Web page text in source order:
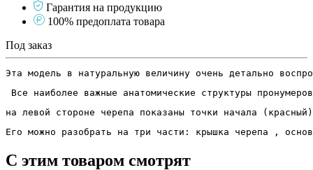
Гарантия на продукцию
100% предоплата товара
Под заказ
Эта модель в натуральную величину очень детально
Все наиболее важные анатомические структуры
на левой стороне черепа показаны точки начала
Его можно разобрать на три части: крышка черепа ,
С этим товаром смотрят